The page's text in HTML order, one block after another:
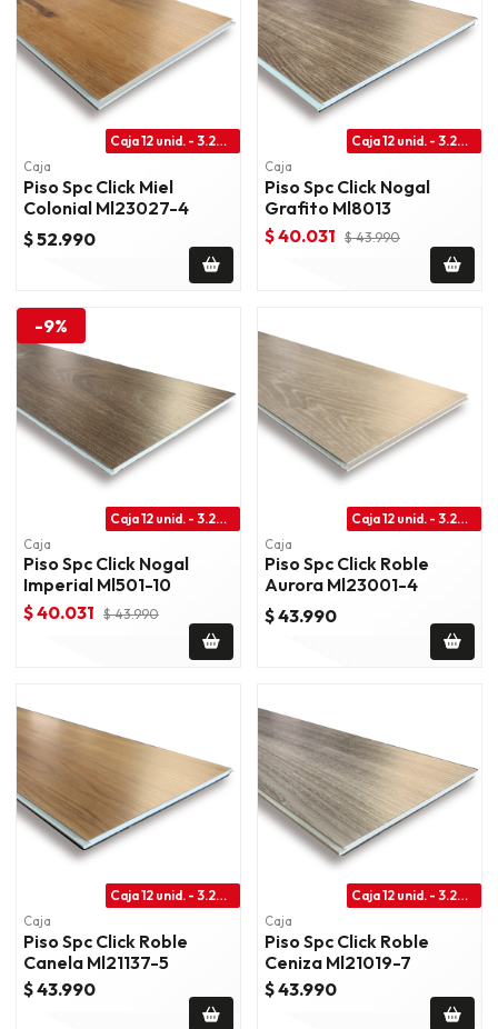
Caja 12 unid. - 3.28 m2
Caja
Piso Spc Click Miel
Colonial Ml23027-4
$ 52.990
Caja 12 unid. - 3.28 m2
Caja
Piso Spc Click Nogal
Grafito Ml8013
$ 40.031 $ 43.990
-9%
Caja 12 unid. - 3.28 m2
Caja
Piso Spc Click Nogal
Imperial Ml501-10
$ 40.031 $ 43.990
Caja 12 unid. - 3.28 m2
Caja
Piso Spc Click Roble
Aurora Ml23001-4
$ 43.990
Caja 12 unid. - 3.28 m2
Caja
Piso Spc Click Roble
Canela Ml21137-5
$ 43.990
Caja 12 unid. - 3.28 m2
Caja
Piso Spc Click Roble
Ceniza Ml21019-7
$ 43.990